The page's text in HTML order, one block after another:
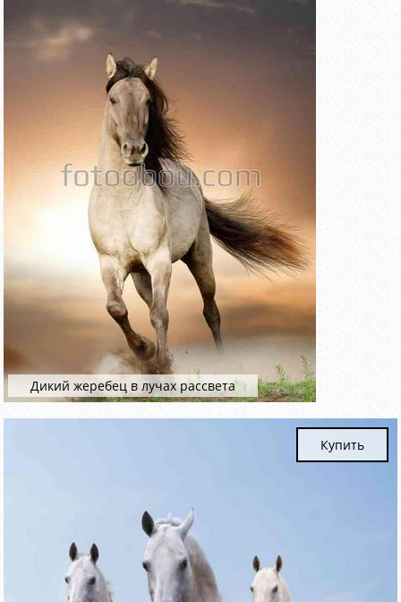
Дикий жеребец в лучах рассвета
Купить